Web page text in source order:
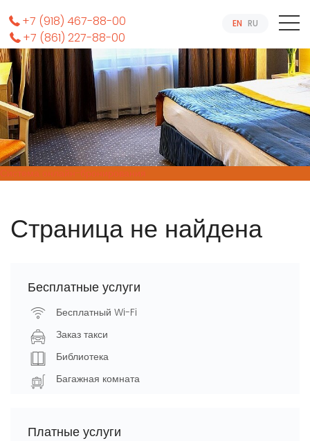
EN RU
+7 (918) 467-88-00
+7 (861) 227-88-00
Система онлайн-бронирования
Страница не найдена
Бесплатные услуги
Бесплатный Wi-Fi
Заказ такси
Библиотека
Багажная комната
Платные услуги